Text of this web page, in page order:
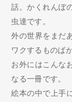
話。かくれんぼ
虫達です。
外の世界をまだ
ワクするものば
お外にはこんな
なる一冊です。
絵本の中で上手